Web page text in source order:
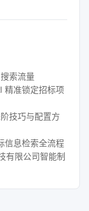
索流量
精准锁定招标项
技巧与配置方
信息检索全流程
有限公司智能制